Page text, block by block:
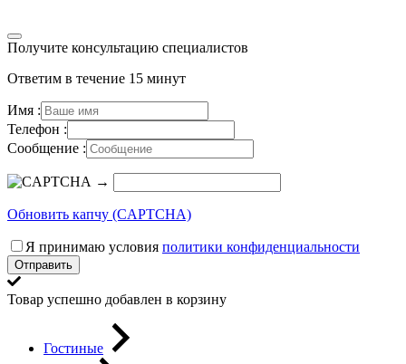
Получите консультацию специалистов
Ответим в течение 15 минут
Имя :
Телефон :
Сообщение :
→
Обновить капчу (CAPTCHA)
Я принимаю условия политики конфиденциальности
Отправить
Товар успешно добавлен в корзину
Гостиные